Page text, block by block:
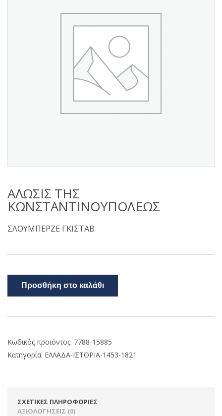
ΑΛΩΣΙΣ ΤΗΣ
ΚΩΝΣΤΑΝΤΙΝΟΥΠΟΛΕΩΣ
ΣΛΟΥΜΠΕΡΖΕ ΓΚΙΣΤΑΒ
Προσθήκη στο καλάθι
Κωδικός προϊόντος: 7788-15885
Κατηγορία: ΕΛΛΑΔΑ-ΙΣΤΟΡΙΑ-1453-1821
ΣΧΕΤΙΚΈΣ ΠΛΗΡΟΦΟΡΊΕΣ
ΑΞΙΟΛΟΓΉΣΕΙΣ (0)